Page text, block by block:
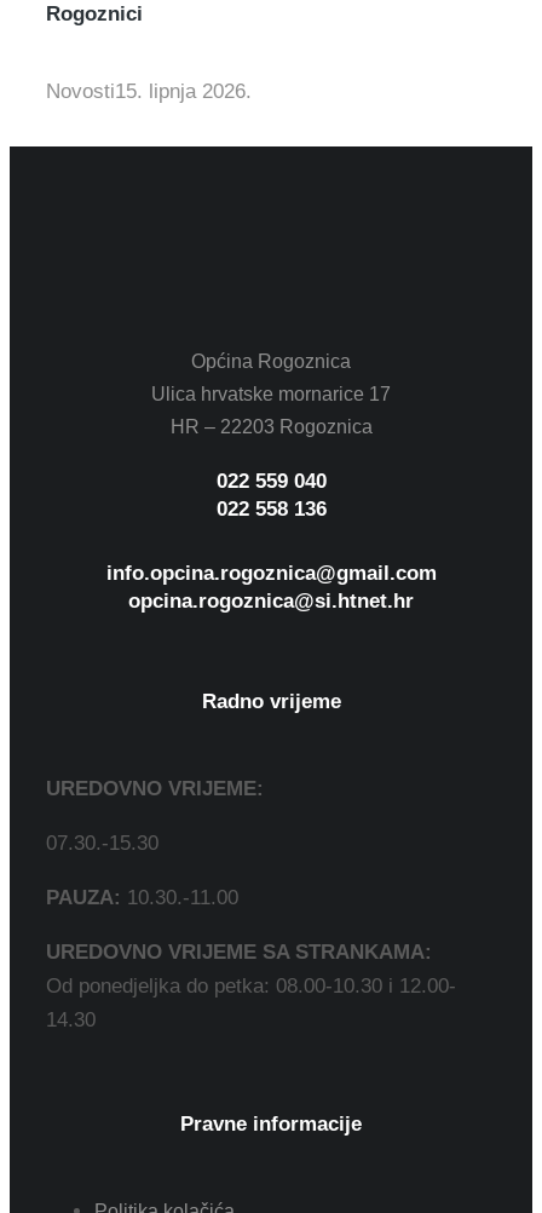
Rogoznici
Novosti15. lipnja 2026.
Općina Rogoznica
Ulica hrvatske mornarice 17
HR – 22203 Rogoznica
022 559 040
022 558 136
info.opcina.rogoznica@gmail.com
opcina.rogoznica@si.htnet.hr
Radno vrijeme
UREDOVNO VRIJEME:
07.30.-15.30
PAUZA: 10.30.-11.00
UREDOVNO VRIJEME SA STRANKAMA:
Od ponedjeljka do petka: 08.00-10.30 i 12.00-
14.30
Pravne informacije